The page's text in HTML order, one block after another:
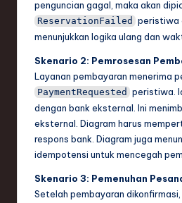
penguncian gagal, maka akan
ReservationFailed peristiwa
menunjukkan logika ulang dan
Skenario 2: Pemrosesan
Layanan pembayaran menerima
PaymentRequested peristiwa.
dengan bank eksternal. Ini
eksternal. Diagram harus
respons bank. Diagram juga
idempotensi untuk mencegah
Skenario 3: Pemenuhan
Setelah pembayaran dikonfirmasi,